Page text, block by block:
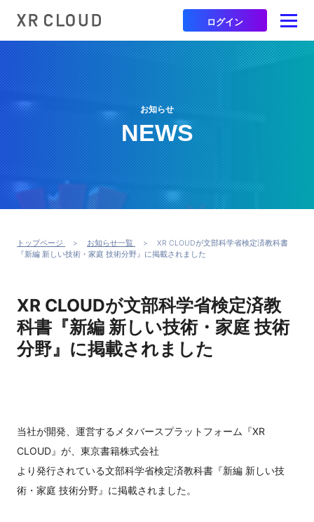
ログイン
お知らせ
NEWS
トップページ お知らせ一覧
XR CLOUDが文部科学省検定済教科書
『新編 新しい技術・家庭 技術分野』に掲載されました
XR CLOUDが文部科学省検定済教
科書『新編 新しい技術・家庭 技術
分野』に掲載されました
当社が開発、運営するメタバースプラットフォーム『XR
CLOUD』が、東京書籍株式会社
より発行されている文部科学省検定済教科書『新編 新しい技
術・家庭 技術分野』に掲載されました。